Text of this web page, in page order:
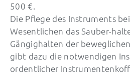
500 €.
Die Pflege des Instruments
Wesentlichen das Sauber-
Gängighalten der
gibt dazu die notwendigen
ordentlicher